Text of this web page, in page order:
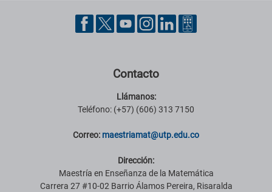
Pie de página con información de contacto, redes sociales y datos
Contacto
Llámanos:
Teléfono: (+57) (606) 313 7150
Correo: maestriamat@utp.edu.co
Dirección:
Maestría en Enseñanza de la Matemática
Carrera 27 #10-02 Barrio Álamos Pereira, Risaralda